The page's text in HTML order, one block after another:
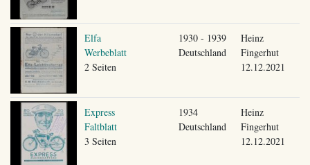
Elfa
Werbeblatt
2 Seiten
1930 - 1939
Deutschland
Heinz
Fingerhut
12.12.2021
Express
Faltblatt
3 Seiten
1934
Deutschland
Heinz
Fingerhut
12.12.2021